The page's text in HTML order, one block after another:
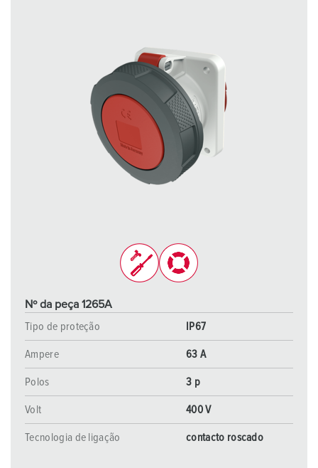
Nº da peça 1265A
Tipo de proteção
IP67
Ampere 63 A
Polos 3 p
Volt 400 V
Tecnologia de ligação contacto roscado